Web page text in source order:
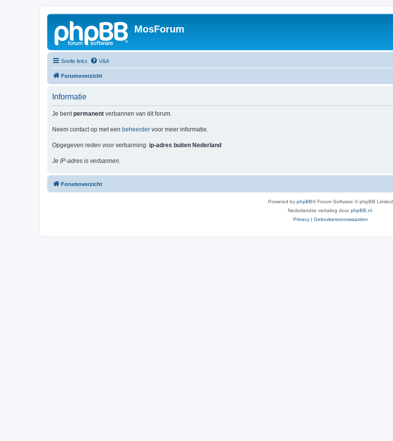
MosForum
Snelle links V&A
Forumoverzicht
Informatie
Je bentpermanent verbannen van dit forum.
Neem contact op met een beheerder voor meer informatie.
Opgegeven reden voor verbanning: ip-adres buiten Nederland
Je IP-adres is verbannen.
Forumoverzicht
Powered by phpBB® Forum Software © phpBB Limited
Nederlandse vertaling doorphpBB.nl
Privacy | Gebruikersvoorwaarden